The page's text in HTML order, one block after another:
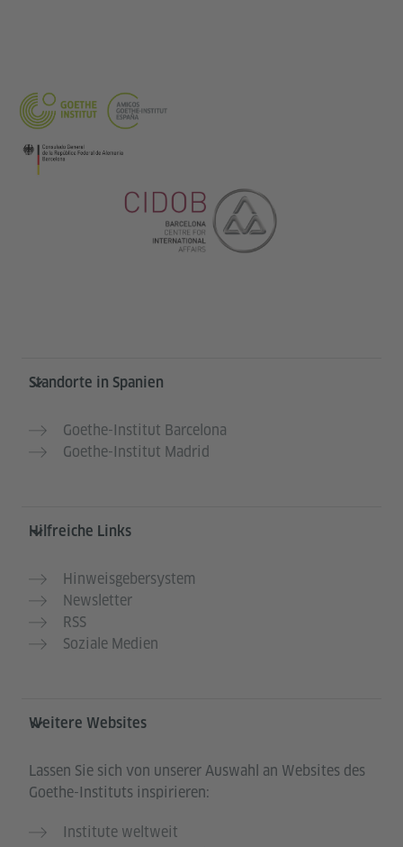
Service- und Informationsbereich
Standorte in Spanien
Goethe-Institut Barcelona
Goethe-Institut Madrid
Hilfreiche Links
Hinweisgebersystem
Newsletter
RSS
Soziale Medien
Weitere Websites
Lassen Sie sich von unserer Auswahl an Websites des
Goethe-Instituts inspirieren:
Institute weltweit